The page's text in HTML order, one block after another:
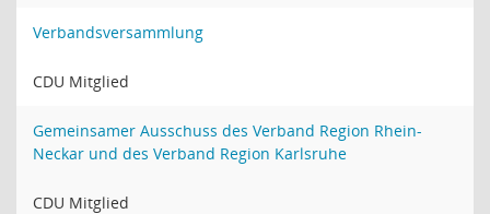
Verbandsversammlung
CDU Mitglied
Gemeinsamer Ausschuss des Verband Region Rhein-
Neckar und des Verband Region Karlsruhe
CDU Mitglied